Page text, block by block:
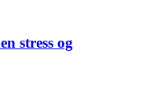
stress og